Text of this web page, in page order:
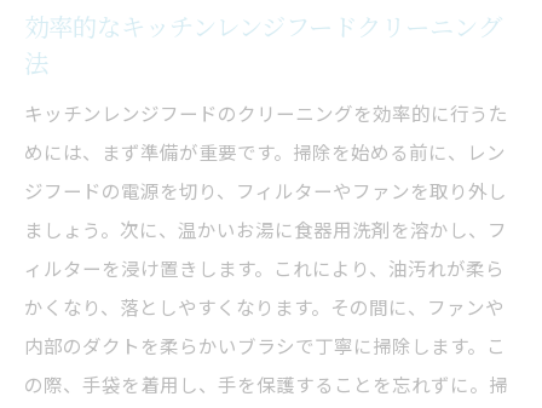
効率的なキッチンレンジフードクリーニング
法
キッチンレンジフードのクリーニングを効率的に行うた
めには、まず準備が重要です。掃除を始める前に、レン
ジフードの電源を切り、フィルターやファンを取り外し
ましょう。次に、温かいお湯に食器用洗剤を溶かし、フ
ィルターを浸け置きします。これにより、油汚れが柔ら
かくなり、落としやすくなります。その間に、ファンや
内部のダクトを柔らかいブラシで丁寧に掃除します。こ
の際、手袋を着用し、手を保護することを忘れずに。掃